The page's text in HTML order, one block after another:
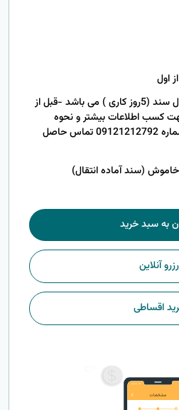
اول
مدت زمان انتقال سند (5روز کاری ) می باشد -قبل از
کسب اطلاعات بیشتر و نحوه
انتقال سند با شماره 09121212792 تماس حاصل
به سبد خرید
رزرو آنلاین
اقساطی